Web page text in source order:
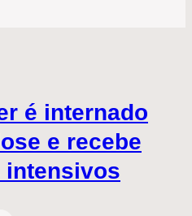
é internado
e recebe
intensivos